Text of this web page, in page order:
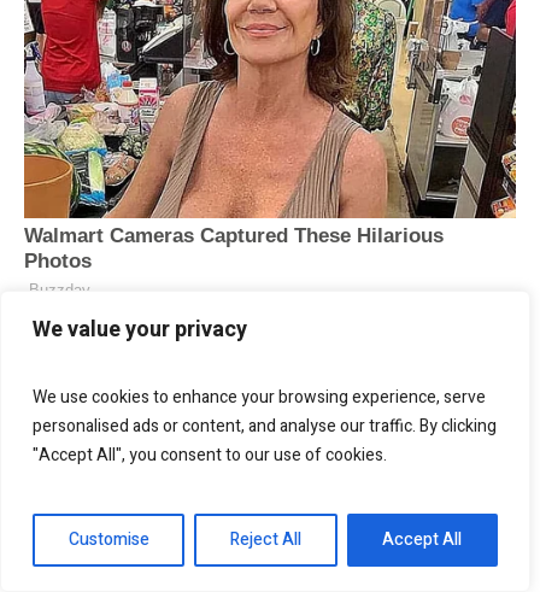
We value your privacy
We use cookies to enhance your browsing experience, serve
personalised ads or content, and analyse our traffic. By clicking
"Accept All", you consent to our use of cookies.
Customise Reject All Accept All